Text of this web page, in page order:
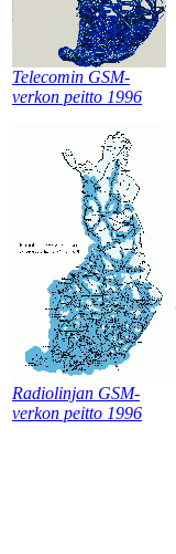
Telecomin GSM-
verkon peitto 1996
Radiolinjan GSM-
verkon peitto 1996